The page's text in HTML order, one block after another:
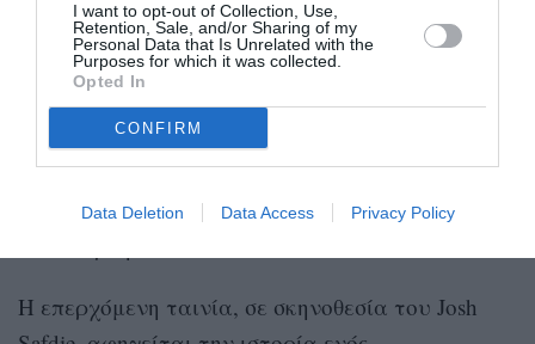
I want to opt-out of Collection, Use,
Retention, Sale, and/or Sharing of my
Personal Data that Is Unrelated with the
Purposes for which it was collected.
Opted In
CONFIRM
Data Deletion Data Access Privacy Policy
ο πρωταγωνιστής του Dune άρχισε να βγαίνει με
την ριάλιτι σταρ που έγινε μεγιστάνας του
μακιγιάζ Kylie Jenner. Αν οι πρόσφατες αναφορές
είναι σωστές, το ζευγάρι φαίνεται να συνεχίζει
να είναι μαζί και πρόσφατα εθεάθησαν να
απολαμβάνουν ένα ραντεβού για δείπνο στη
Η επερχόμενη ταινία, σε σκηνοθεσία του Josh